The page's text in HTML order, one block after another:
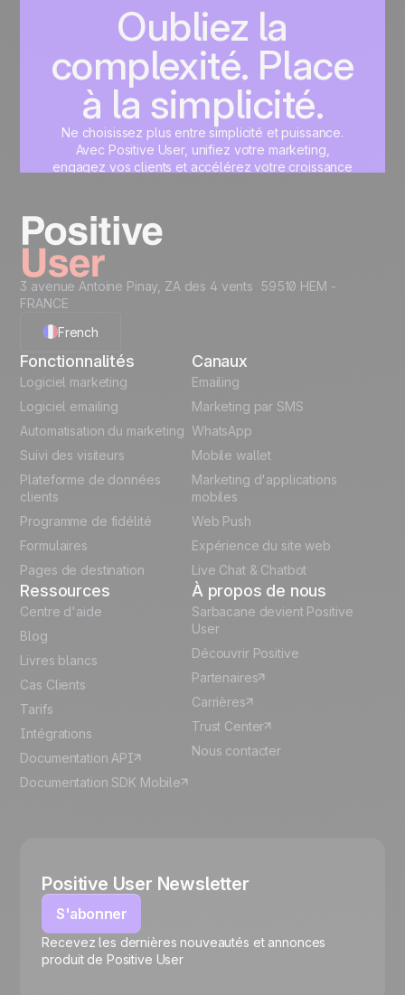
🍪
Oubliez la
complexité. Place
à la simplicité.
Ne choisissez plus entre simplicité et puissance.
Avec Positive User, unifiez votre marketing,
engagez vos clients et accélérez votre croissance
Commencez maintenant
3 avenue Antoine Pinay, ZA des 4 vents 59510 HEM -
FRANCE
French
English
German
Italian
Fonctionnalités
Logiciel marketing
Logiciel emailing
Automatisation du marketing
Suivi des visiteurs
Plateforme de données
clients
Programme de fidélité
Formulaires
Pages de destination
Canaux
Emailing
Marketing par SMS
WhatsApp
Mobile wallet
Marketing d'applications
mobiles
Web Push
Expérience du site web
Live Chat & Chatbot
Ressources
Centre d'aide
Blog
Livres blancs
Cas Clients
Tarifs
Intégrations
Documentation API
Documentation SDK Mobile
À propos de nous
Sarbacane devient Positive
User
Découvrir Positive
Partenaires
Carrières
Trust Center
Nous contacter
Positive User Newsletter
S'abonner
Recevez les dernières nouveautés et annonces
produit de Positive User